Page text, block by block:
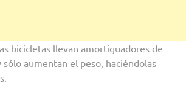
bicicletas llevan amortiguadores de
sólo aumentan el peso, haciéndolas